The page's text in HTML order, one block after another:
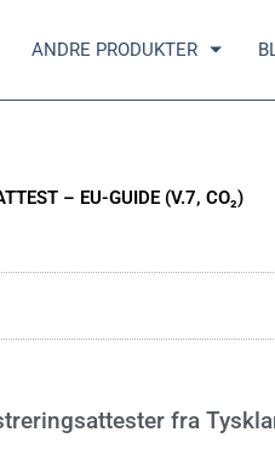
ANDRE PRODUKTER
– EU-GUIDE (V.7, CO₂)
fra